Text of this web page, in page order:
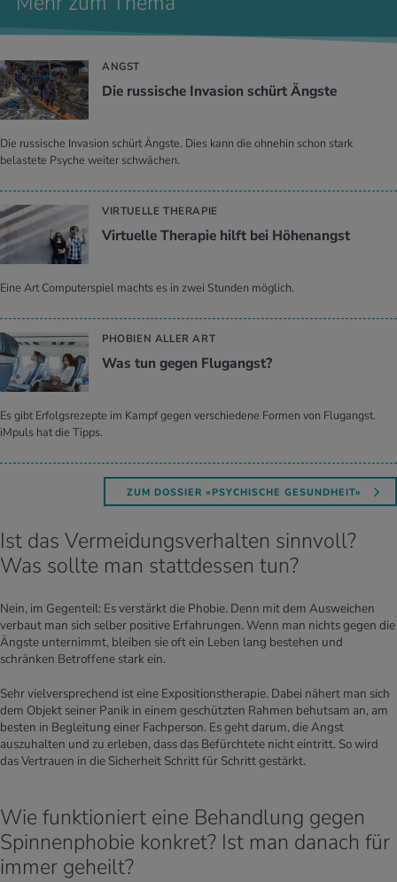
ANGST
Die rus­si­sche In­va­si­on schürt Ängs­te
Die russische Invasion schürt Ängste. Dies kann die ohnehin schon stark
belastete Psyche weiter schwächen.
VIRTUELLE THERAPIE
Vir­tu­el­le The­ra­pie hilft bei Hö­hen­angst
Eine Art Computerspiel machts es in zwei Stunden möglich.
PHOBIEN ALLER ART
Was tun gegen Flug­angst?
Es gibt Erfolgsrezepte im Kampf gegen verschiedene Formen von Flugangst.
iMpuls hat die Tipps.
ZUM DOSSIER «PSYCHISCHE GESUNDHEIT»
Ist das Vermeidungsverhalten sinnvoll?
Was sollte man stattdessen tun?
Nein, im Gegenteil: Es verstärkt die Phobie. Denn mit dem Ausweichen
verbaut man sich selber positive Erfahrungen. Wenn man nichts gegen die
Ängste unternimmt, bleiben sie oft ein Leben lang bestehen und
schränken Betroffene stark ein.
Sehr vielversprechend ist eine Expositionstherapie. Dabei nähert man sich
dem Objekt seiner Panik in einem geschützten Rahmen behutsam an, am
besten in Begleitung einer Fachperson. Es geht darum, die Angst
auszuhalten und zu erleben, dass das Befürchtete nicht eintritt. So wird
das Vertrauen in die Sicherheit Schritt für Schritt gestärkt.
Wie funktioniert eine Behandlung gegen
Spinnenphobie konkret? Ist man danach für
immer geheilt?